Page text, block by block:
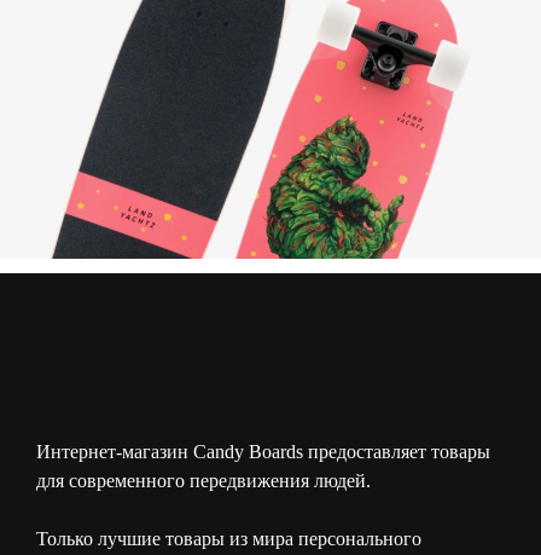
Интернет-магазин Candy Boards предоставляет товары
для современного передвижения людей.
Только лучшие товары из мира персонального